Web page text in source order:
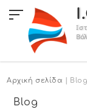
Αρχική σελίδα | Blog
Blog